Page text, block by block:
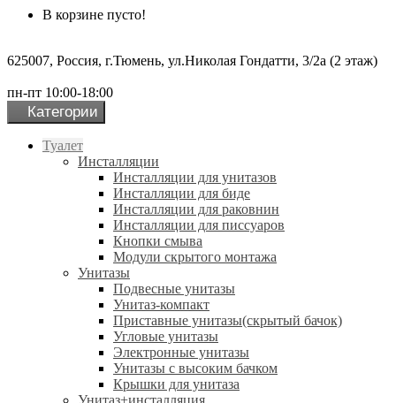
В корзине пусто!
625007, Россия, г.Тюмень, ул.Николая Гондатти, 3/2а (2 этаж)
пн-пт 10:00-18:00
Категории
Туалет
Инсталляции
Инсталляции для унитазов
Инсталляции для биде
Инсталляции для раковнин
Инсталляции для писсуаров
Кнопки смыва
Модули скрытого монтажа
Унитазы
Подвесные унитазы
Унитаз-компакт
Приставные унитазы(скрытый бачок)
Угловые унитазы
Электронные унитазы
Унитазы с высоким бачком
Крышки для унитаза
Унитаз+инсталляция